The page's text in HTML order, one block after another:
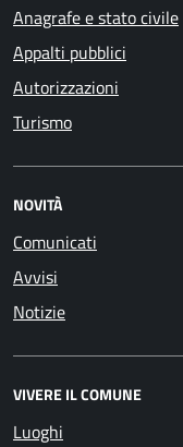
Anagrafe e stato civile
Appalti pubblici
Autorizzazioni
Turismo
NOVITÀ
Comunicati
Avvisi
Notizie
VIVERE IL COMUNE
Luoghi